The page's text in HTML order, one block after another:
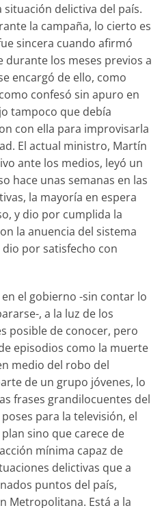
delictiva del país.
la campaña, lo cierto es
sincera cuando afirmó
los meses previos a
encargó de ello, como
confesó sin apuro en
tampoco que debía
con ella para improvisarla
El actual ministro, Martín
ante los medios, leyó un
hace unas semanas en las
la mayoría en espera
y dio por cumplida la
la anuencia del sistema
dio por satisfecho con
el gobierno -sin contar lo
, a la luz de los
posible de conocer, pero
episodios como la muerte
medio del robo del
de un grupo jóvenes, lo
frases grandilocuentes del
para la televisión, el
sino que carece de
mínima capaz de
delictivas que a
puntos del país,
Metropolitana. Está a la